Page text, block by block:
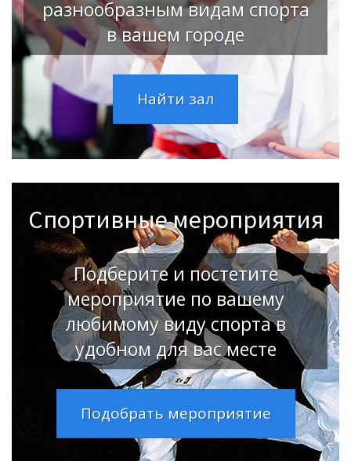
разнообразным видам спорта
в вашем городе
Найти зал
Спортивные мероприятия
Подберите и постетите
мероприятие по вашему
любимому виду спорта в
удобном для вас месте
Подобрать мероприятие